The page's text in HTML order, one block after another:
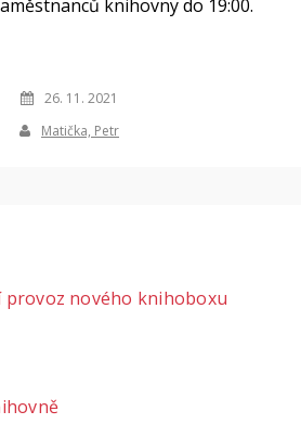
knihovny do 19:00.
26. 11. 2021
Matička, Petr
provoz nového knihoboxu